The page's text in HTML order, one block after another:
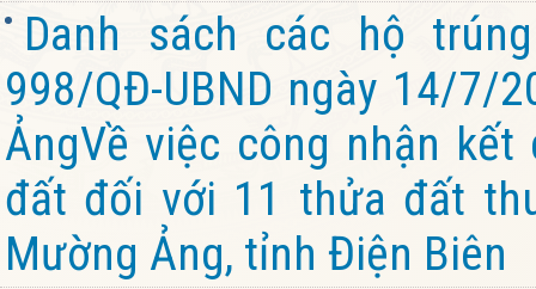
Danh sách các hộ
998/QĐ-UBND ngày 14/7/
ẢngVề việc công nhận
đất đối với 11 thửa đất
Mường Ảng, tỉnh Điện Biên